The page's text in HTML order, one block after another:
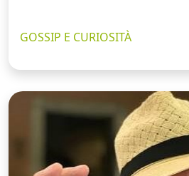
GOSSIP E CURIOSITÀ